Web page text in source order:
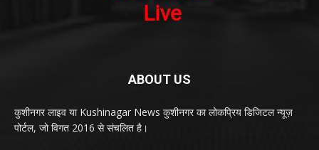
ABOUT US
कुशीनगर लाइव या Kushinagar News कुशीनगर का लोकप्रिय डिजिटल न्यूज़
पोर्टल, जो विगत 2016 से संचलित है।